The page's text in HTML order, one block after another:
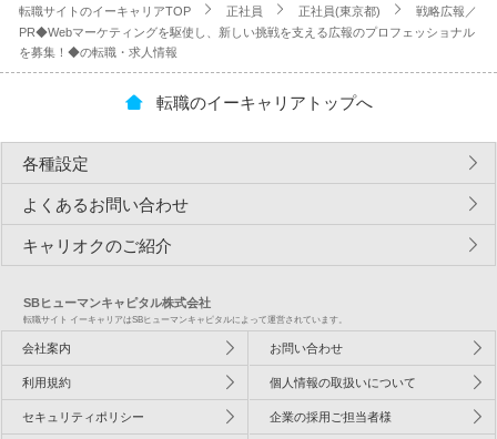
転職サイトのイーキャリアTOP
正社員 正社員(東京都)
戦略広報／
PR◆Webマーケティングを駆使し、新しい挑戦を支える広報のプロフェッショナル
を募集！◆の転職・求人情報
転職のイーキャリアトップへ
各種設定
よくあるお問い合わせ
キャリオクのご紹介
SBヒューマンキャピタル株式会社
転職サイト イーキャリアはSBヒューマンキャピタルによって運営されています。
会社案内 お問い合わせ
利用規約 個人情報の取扱いについて
セキュリティポリシー 企業の採用ご担当者様